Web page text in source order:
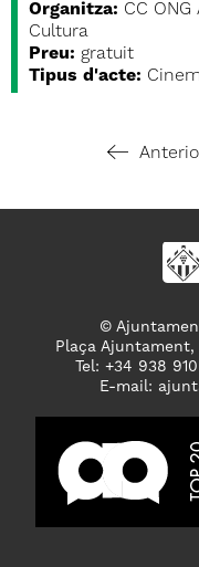
Organitza: CC
Cultura
Preu: gratuit
Tipus d'acte:
©
Plaça
Tel: +34 938
E-mail: